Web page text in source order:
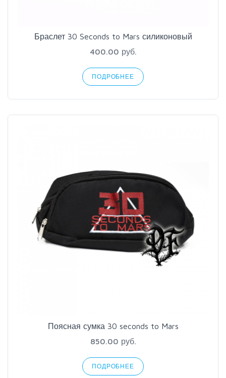
Браслет 30 Seconds to Mars силиконовый
400.00 руб.
ПОДРОБНЕЕ
Поясная сумка 30 seconds to Mars
850.00 руб.
ПОДРОБНЕЕ